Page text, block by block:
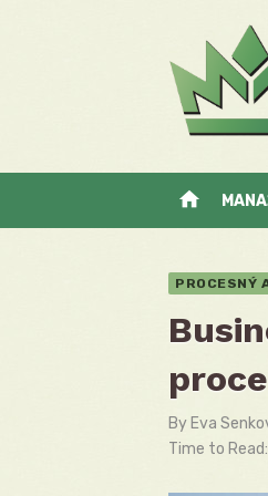
home
PROCESNÝ
By Eva
Time to Read: